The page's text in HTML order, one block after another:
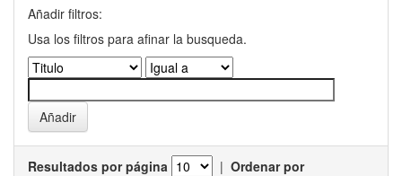
Añadir filtros:
Usa los filtros para afinar la busqueda.
Resultados por página | Ordenar por